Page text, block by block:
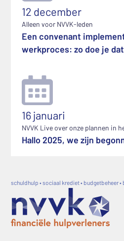
12 december
Alleen voor NVVK-leden
Een convenant
werkproces: zo doe je dat
16 januari
NVVK Live over onze plannen in
Hallo 2025, we zijn
schuldhulp • sociaal krediet • budgetbeheer